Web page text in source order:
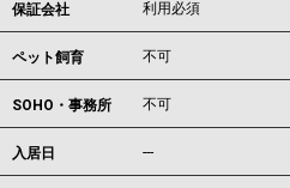
保証会社 利用必須
ペット飼育 不可
SOHO・事務所 不可
入居日 ---